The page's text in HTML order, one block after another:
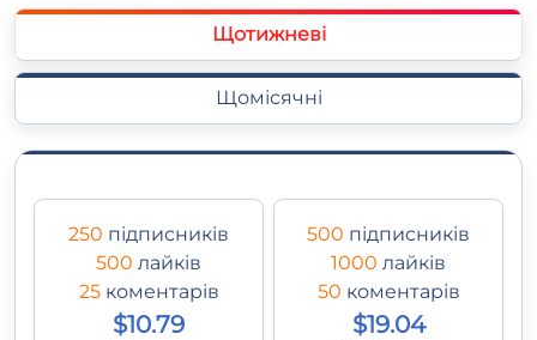
Щотижневі
Щомісячні
250 підписників
500 лайків
25 коментарів
$10.79
500 підписників
1000 лайків
50 коментарів
$19.04